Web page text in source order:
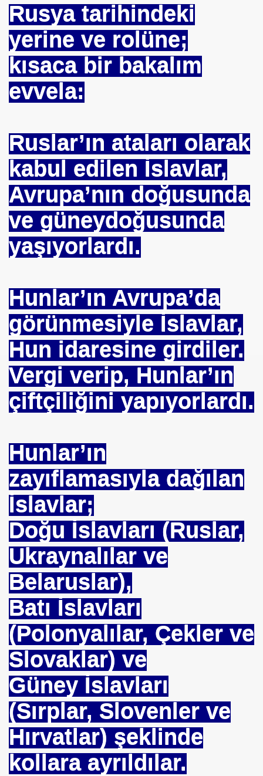
Rusya tarihindeki
yerine ve rolüne;
kısaca bir bakalım
evvela:
Ruslar’ın ataları olarak
kabul edilen İslavlar,
Avrupa’nın doğusunda
ve güneydoğusunda
yaşıyorlardı.
Hunlar’ın Avrupa’da
görünmesiyle İslavlar,
Hun idaresine girdiler.
Vergi verip, Hunlar’ın
çiftçiliğini yapıyorlardı.
Hunlar’ın
zayıflamasıyla dağılan
İslavlar;
Doğu İslavları (Ruslar,
Ukraynalılar ve
Belaruslar),
Batı İslavları
(Polonyalılar, Çekler ve
Slovaklar) ve
Güney İslavları
(Sırplar, Slovenler ve
Hırvatlar) şeklinde
kollara ayrıldılar.
NJ.Canlı Yayın
İBNİ RÜŞD
VAKFI